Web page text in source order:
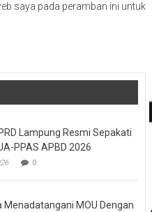
saya pada peramban ini untuk
Lampung Resmi Sepakati
PPAS APBD 2026
0
Menadatangani MOU Dengan